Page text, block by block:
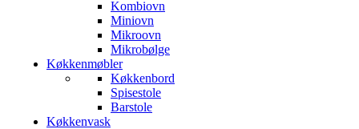
Kombiovn
Miniovn
Mikroovn
Mikrobølge
Køkkenmøbler
Køkkenbord
Spisestole
Barstole
Køkkenvask